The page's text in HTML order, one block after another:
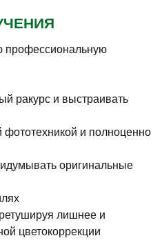
профессиональную
ракурс и выстраивать
фототехникой и полноценно
оригинальные
лишнее и
цветокоррекции